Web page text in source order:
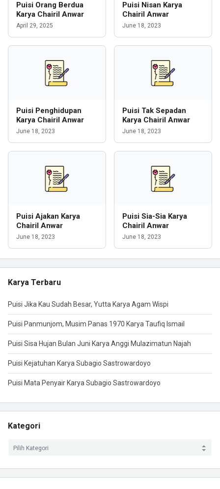
Puisi Orang Berdua
Karya Chairil Anwar
April 29, 2025
Puisi Nisan Karya
Chairil Anwar
June 18, 2023
Puisi Penghidupan
Karya Chairil Anwar
June 18, 2023
Puisi Tak Sepadan
Karya Chairil Anwar
June 18, 2023
Puisi Ajakan Karya
Chairil Anwar
June 18, 2023
Puisi Sia-Sia Karya
Chairil Anwar
June 18, 2023
Karya Terbaru
Puisi Jika Kau Sudah Besar, Yutta Karya Agam Wispi
Puisi Panmunjom, Musim Panas 1970 Karya Taufiq Ismail
Puisi Sisa Hujan Bulan Juni Karya Anggi Mulazimatun Najah
Puisi Kejatuhan Karya Subagio Sastrowardoyo
Puisi Mata Penyair Karya Subagio Sastrowardoyo
Kategori